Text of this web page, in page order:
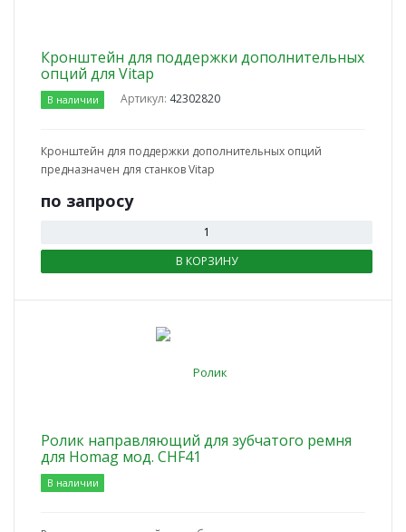
Кронштейн для поддержки дополнительных
опций для Vitap
В наличии Артикул: 42302820
Кронштейн для поддержки дополнительных опций
предназначен для станков Vitap
по запросу
В КОРЗИНУ
Ролик направляющий для зубчатого ремня
для Homag мод. CHF41
В наличии